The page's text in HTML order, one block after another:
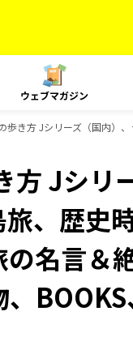
ウェブマガジン
歩き方 Jシリーズ（国内）
方 Jシリ
、歴史
名言＆